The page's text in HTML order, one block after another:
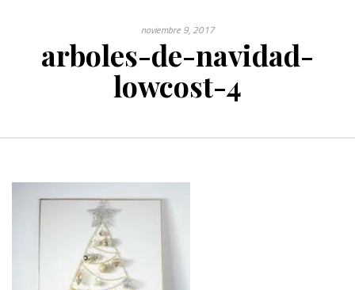
noviembre 9, 2017
arboles-de-navidad-
lowcost-4